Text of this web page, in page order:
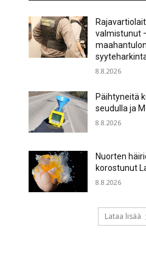
valmistunut
8.8.2026
Päihtyneitä
seudulla ja
8.8.2026
Nuorten
korostunut
8.8.2026
Lataa lisää